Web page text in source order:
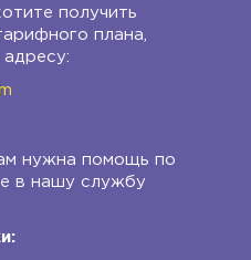
получить
плана,
нужна помощь по
в нашу службу